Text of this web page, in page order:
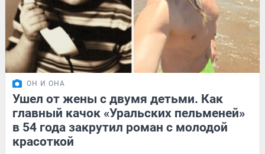
ОН И ОНА
Ушел от жены с двумя детьми. Как
главный качок «Уральских пельменей»
в 54 года закрутил роман с молодой
красоткой